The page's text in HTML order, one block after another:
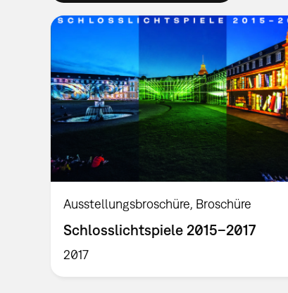
Ausstellungsbroschüre Broschüre
Schlosslichtspiele 2015–2017
2017